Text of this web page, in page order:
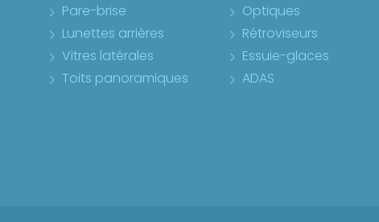
Pare-brise
Lunettes arrières
Vitres latérales
Toits panoramiques
Optiques
Rétroviseurs
Essuie-glaces
ADAS